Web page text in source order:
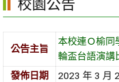
區
校園公告
公告主旨
本校連Ｏ榆同
輪盃台語演講
發佈日期
2023 年 3 月